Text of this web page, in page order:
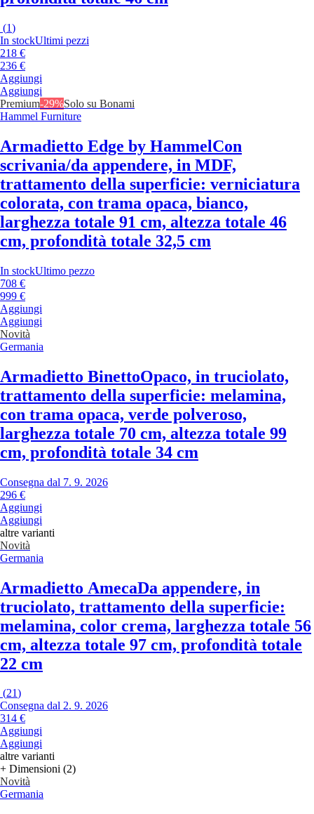
(1)
In stockUltimi pezzi
218 €
236 €
Aggiungi
Aggiungi
Premium-29%Solo su Bonami
Hammel Furniture
Armadietto Edge by HammelCon
scrivania/da appendere, in MDF,
trattamento della superficie: verniciatura
colorata, con trama opaca, bianco,
larghezza totale 91 cm, altezza totale 46
cm, profondità totale 32,5 cm
In stockUltimo pezzo
708 €
999 €
Aggiungi
Aggiungi
Novità
Germania
Armadietto BinettoOpaco, in truciolato,
trattamento della superficie: melamina,
con trama opaca, verde polveroso,
larghezza totale 70 cm, altezza totale 99
cm, profondità totale 34 cm
Consegna dal 7. 9. 2026
296 €
Aggiungi
Aggiungi
altre varianti
Novità
Germania
Armadietto AmecaDa appendere, in
truciolato, trattamento della superficie:
melamina, color crema, larghezza totale 56
cm, altezza totale 97 cm, profondità totale
22 cm
(21)
Consegna dal 2. 9. 2026
314 €
Aggiungi
Aggiungi
altre varianti
+ Dimensioni (2)
Novità
Germania